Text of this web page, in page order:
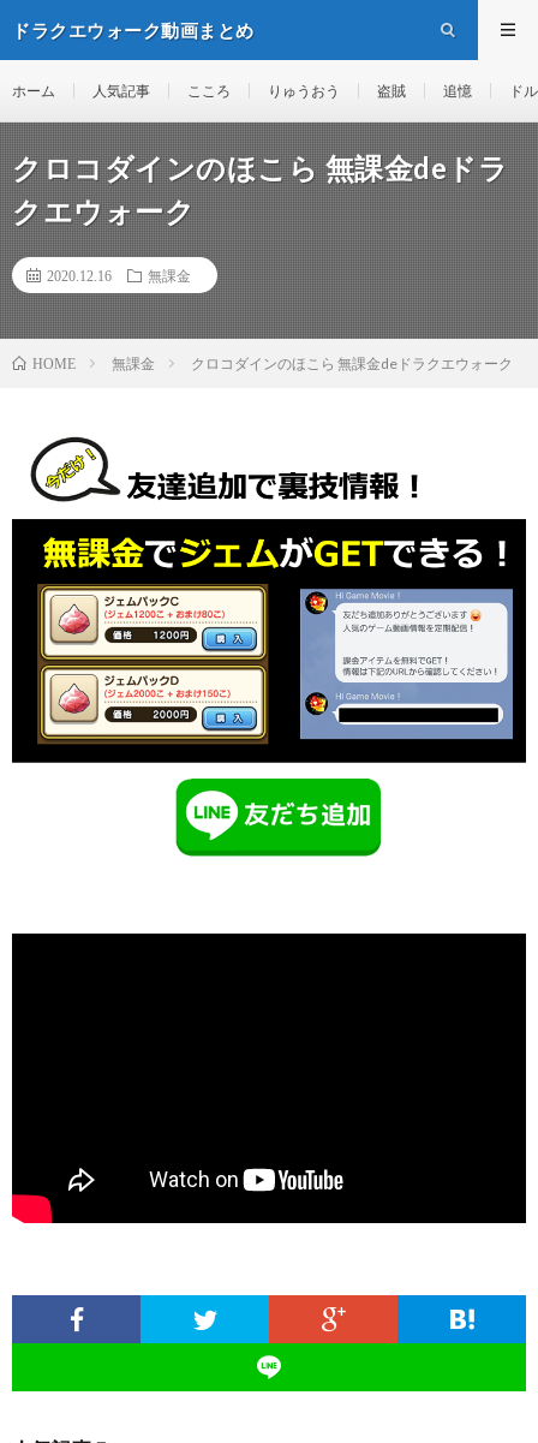
ドラクエウォーク動画まとめ
ホーム 人気記事 こころ りゅうおう 盗賊 追憶 ド
クロコダインのほこら 無課金deドラ
クエウォーク
2020.12.16 無課金
HOME 無課金 クロコダインのほこら 無課金deドラクエウォーク